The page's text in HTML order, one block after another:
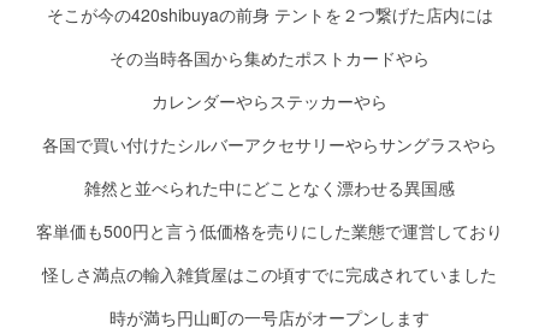
そこが今の420shibuyaの前身 テントを２つ繋げた店内には
その当時各国から集めたポストカードやら
カレンダーやらステッカーやら
各国で買い付けたシルバーアクセサリーやらサングラスやら
雑然と並べられた中にどことなく漂わせる異国感
客単価も500円と言う低価格を売りにした業態で運営しており
怪しさ満点の輸入雑貨屋はこの頃すでに完成されていました
時が満ち円山町の一号店がオープンします